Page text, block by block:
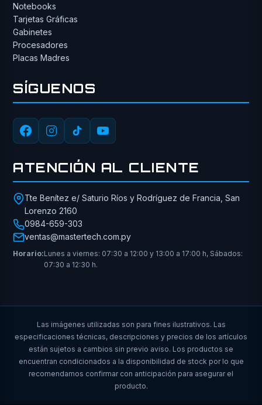
Notebooks
Tarjetas Gráficas
Gabinetes
Procesadores
Placas Madres
SÍGUENOS
ATENCIÓN AL CLIENTE
Tte Benítez e/ Saturio Ríos y Rodríguez de Francia, San
Lorenzo 2160
0984-659-303
ventas@mastertech.com.py
Horario:Lunes a viernes: 07:30 a 12:00 y 13:00 a 17:00 h, Sábados:
07:30 a 12:30 h.
Las imágenes utilizadas son para fines ilustrativos. Las
especificaciones técnicas, descripciones y precios de los artículos
están sujetos a cambios sin previo aviso. Los productos se
encuentran condicionados a la disponibilidad de stock por lo que
recomendamos confirmar con anticipación para asegurar el
producto.